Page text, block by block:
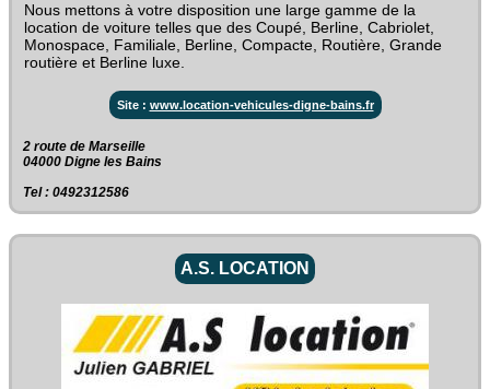
Nous mettons à votre disposition une large gamme de la
location de voiture telles que des Coupé, Berline, Cabriolet,
Monospace, Familiale, Berline, Compacte, Routière, Grande
routière et Berline luxe.
Site : www.location-vehicules-digne-bains.fr
2 route de Marseille‎
04000 Digne les Bains
Tel : 0492312586
A.S. LOCATION